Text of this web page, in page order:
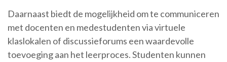
Daarnaast biedt de mogelijkheid om te communiceren
met docenten en medestudenten via virtuele
klaslokalen of discussieforums een waardevolle
toevoeging aan het leerproces. Studenten kunnen